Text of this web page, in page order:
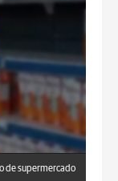
de supermercado